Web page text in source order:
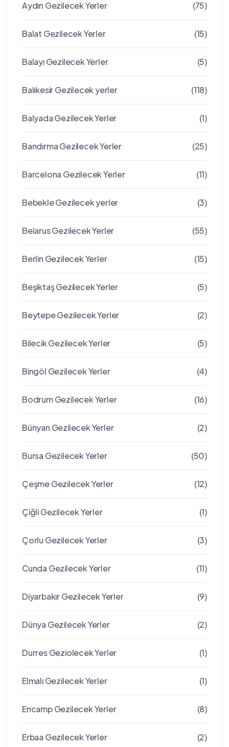
Aydın Gezilecek Yerler (75)
Balat Gezilecek Yerler (15)
Balayı Gezilecek Yerler (5)
Balıkesir Gezilecek yerler (118)
Balyada Gezilecek Yerler (1)
Bandırma Gezilecek Yerler (25)
Barcelona Gezilecek Yerler (11)
Bebekle Gezilecek yerler (3)
Belarus Gezilecek Yerler (55)
Berlin Gezilecek Yerler (15)
Beşiktaş Gezilecek Yerler (5)
Beytepe Gezilecek Yerler (2)
Bilecik Gezilecek Yerler (5)
Bingöl Gezilecek Yerler (4)
Bodrum Gezilecek Yerler (16)
Bünyan Gezilecek Yerler (2)
Bursa Gezilecek Yerler (50)
Çeşme Gezilecek Yerler (12)
Çiğli Gezilecek Yerler (1)
Çorlu Gezilecek Yerler (3)
Cunda Gezilecek Yerler (11)
Diyarbakır Gezilecek Yerler (9)
Dünya Gezilecek Yerler (2)
Durres Geziolecek Yerler (1)
Elmalı Gezilecek Yerler (1)
Encamp Gezilecek Yerler (8)
Erbaa Gezilecek Yerler (2)